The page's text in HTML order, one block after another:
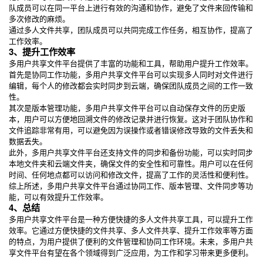
队成员可以在同一平台上进行有效的沟通和协作，避免了文件来回传输和
多次修改的麻烦。
通过多人文件共享，团队成员可以共同完成工作任务，相互协作，提高了
工作效率。
3、提升工作效率
多用户共享文件平台提供了丰富的功能和工具，帮助用户提升工作效率。
首先是协同工作功能，多用户共享文件平台可以实现多人同时对文件进行
编辑，每个人的修改都会实时同步到云端，确保团队成员之间的工作一致
性。
其次是版本管理功能，多用户共享文件平台可以自动保存文件的历史版
本，用户可以方便地回溯文件的修改记录并进行恢复。这对于团队协作和
文件追踪非常有用，可以避免因为误操作或者错误修改导致的文件丢失和
数据丢失。
此外，多用户共享文件平台还支持文件的同步和备份功能，可以实时同步
本地文件夹和云端文件夹，确保文件的安全性和可靠性。用户可以在任何
时间、任何地点都可以访问和修改文件，提高了工作的灵活性和便利性。
综上所述，多用户共享文件平台通过协同工作、版本管理、文件同步等功
能，可以有效提升工作效率。
4、总结
多用户共享文件平台是一种方便快捷的多人文件共享工具，可以提升工作
效率。它通过方便快捷的文件共享、多人文件共享、提升工作效率等方面
的特点，为用户提供了便利的文件管理和协同工作环境。未来，多用户共
享文件平台有望在各个领域得到广泛应用，为工作和学习带来更多便利。